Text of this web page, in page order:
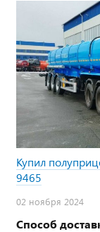
Купил
9465
02 ноября 2024
Способ